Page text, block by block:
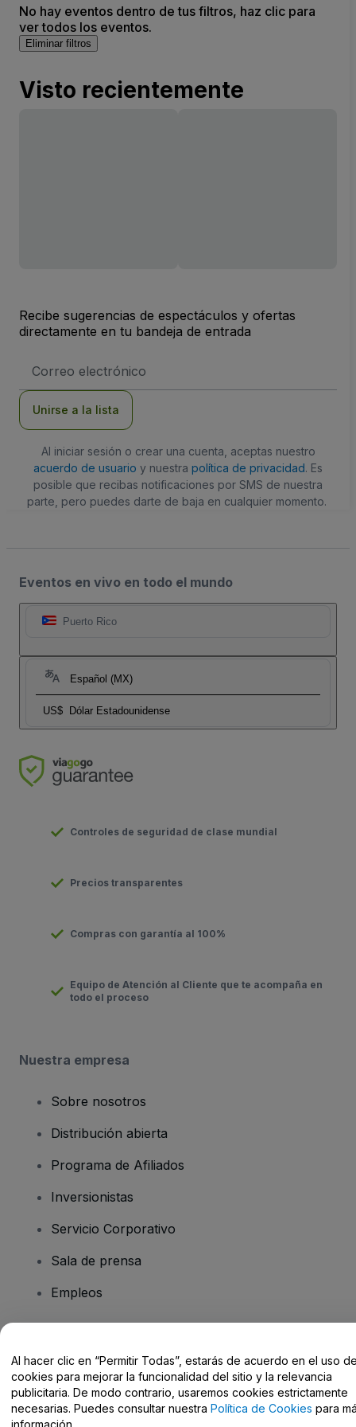
No hay eventos dentro de tus filtros, haz clic para
ver todos los eventos.
Eliminar filtros
Visto recientemente
Recibe sugerencias de espectáculos y ofertas
directamente en tu bandeja de entrada
de
Unirse a la lista
Al iniciar sesión o crear una cuenta, aceptas nuestro
acuerdo de usuario y nuestra política de privacidad. Es
posible que recibas notificaciones por SMS de nuestra
parte, pero puedes darte de baja en cualquier momento.
Eventos en vivo en todo el mundo
Puerto Rico
Español (MX)
US$ Dólar Estadounidense
Controles de seguridad de clase mundial
Precios transparentes
Compras con garantía al 100%
Equipo de Atención al Cliente que te acompaña en
todo el proceso
Nuestra empresa
Sobre nosotros
Distribución abierta
Programa de Afiliados
Inversionistas
Servicio Corporativo
Sala de prensa
Empleos
Centro de Ayuda / Contacto
Al hacer clic en “Permitir Todas”, estarás de acuerdo en el uso
cookies para mejorar la funcionalidad del sitio y la relevancia
publicitaria. De modo contrario, usaremos cookies estrictamente
necesarias. Puedes consultar nuestra Política de Cookies para
información.